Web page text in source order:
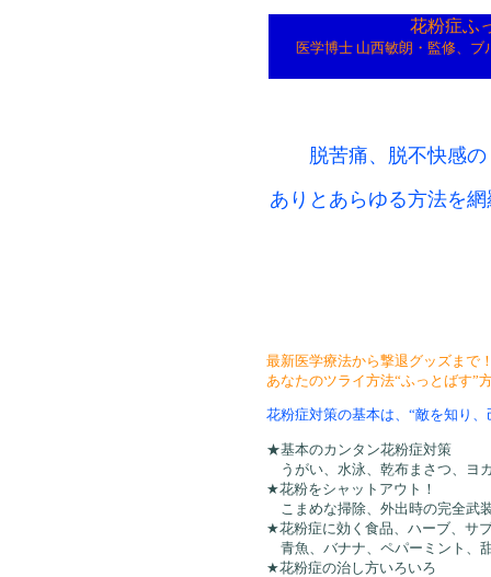
花粉症ふ
医学博士 山西敏朗・監修、
脱苦痛、脱不快感の
ありとあらゆる方法を
最新医学療法から撃退グッズまで
あなたのツライ方法“ふっとばす”
花粉症対策の基本は、“敵を知り
★基本のカンタン花粉症対策
うがい、水泳、乾布まさつ、ヨ
★花粉をシャットアウト！
こまめな掃除、外出時の完全武
★花粉症に効く食品、ハーブ、サ
青魚、バナナ、ペパーミント、
★花粉症の治し方いろいろ